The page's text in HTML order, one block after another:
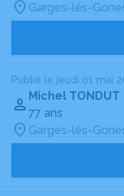
Garges-lès-
Publié le jeudi 01 mai
Michel TONDUT
77 ans
Garges-lès-